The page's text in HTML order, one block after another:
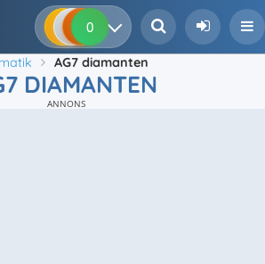
0 0 0
AG7 diamanten
DIAMANTEN
ANNONS